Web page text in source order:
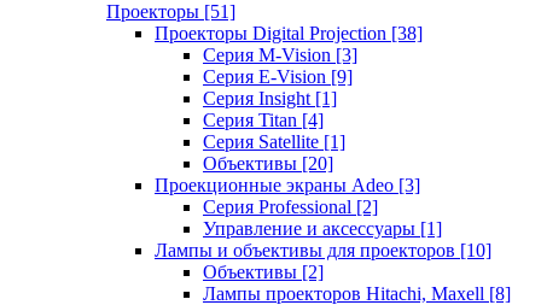
Проекторы [51]
Проекторы Digital Projection [38]
Серия M-Vision [3]
Серия E-Vision [9]
Серия Insight [1]
Серия Titan [4]
Серия Satellite [1]
Объективы [20]
Проекционные экраны Adeo [3]
Серия Professional [2]
Управление и аксессуары [1]
Лампы и объективы для проекторов [10]
Объективы [2]
Лампы проекторов Hitachi, Maxell [8]